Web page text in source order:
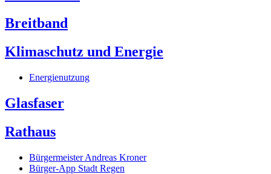
Breitband
Klimaschutz und Energie
Energienutzung
Glasfaser
Rathaus
Bürgermeister Andreas Kroner
Bürger-App Stadt Regen